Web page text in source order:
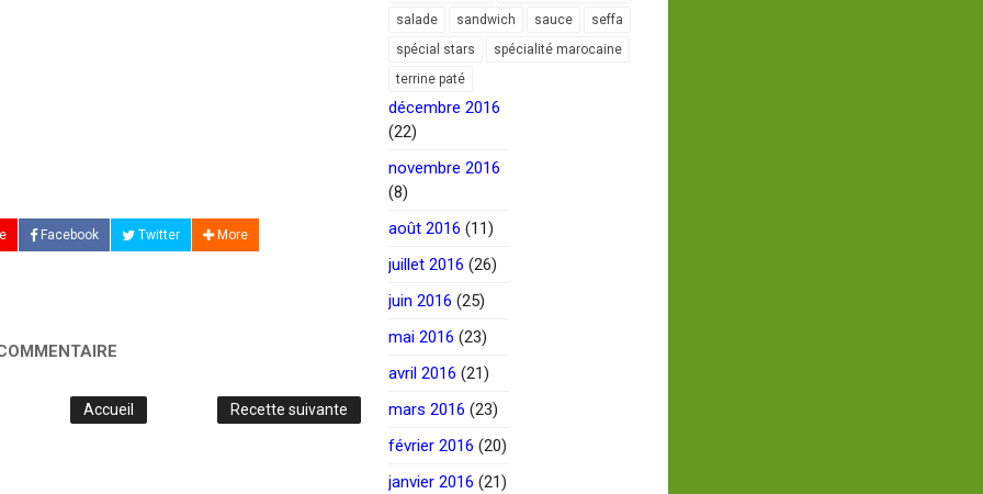
Facebook Twitter More
Recette suivante
Accueil
salade
sandwich sauce
seffa
spécial stars
spécialité marocaine
terrine paté
décembre 2016
(22)
novembre 2016
(8)
août 2016 (11)
juillet 2016 (26)
juin 2016 (25)
mai 2016 (23)
avril 2016 (21)
mars 2016 (23)
février 2016 (20)
janvier 2016 (21)